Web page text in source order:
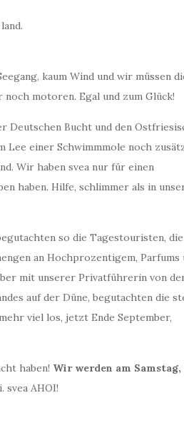
kaum Wind und wir müssen
motoren. Egal und zum Glück!
Deutschen Bucht und den
Lee einer Schwimmmole noch
Wir haben svea nur für einen
haben. Hilfe, schlimmer als in
so die Tagestouristen, die
an Hochprozentigem, Parfums
mit unserer Privatführerin von
auf der Düne, begutachten die
viel los, jetzt Ende September,
haben! Wir werden am Samstag,
svea AHOI!